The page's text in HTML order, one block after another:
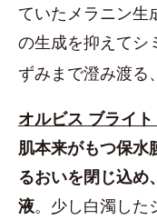
ていたメラニン生
の生成を抑えてシ
ずみまで澄み渡る
オルビス ブライ
肌本来がもつ保水
るおいを閉じ込め
液。少し白濁した